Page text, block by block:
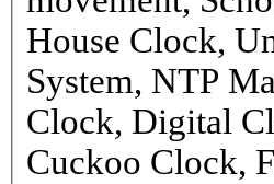
House Clock,
System, NTP
Clock, Digital
Cuckoo Clock,